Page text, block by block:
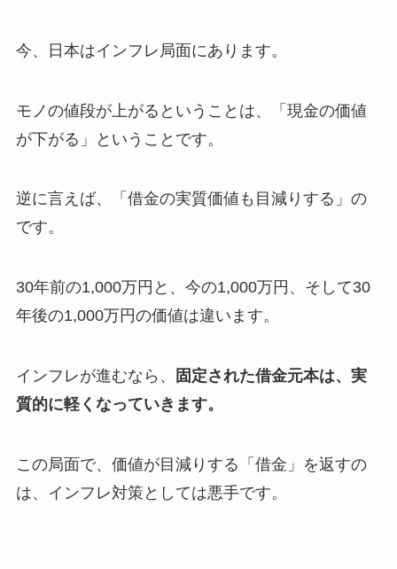
今、日本はインフレ局面にあります。
モノの値段が上がるということは、「現金の価値
が下がる」ということです。
逆に言えば、「借金の実質価値も目減りする」の
です。
30年前の1,000万円と、今の1,000万円、そして30
年後の1,000万円の価値は違います。
インフレが進むなら、
固定された借金元本は、実
質的に軽くなっていきます。
この局面で、価値が目減りする「借金」を返すの
は、インフレ対策としては悪手です。